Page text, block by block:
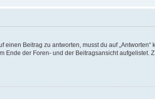
Beitrag zu antworten, musst du auf
der Foren- und der Beitragsansicht aufgelistet.